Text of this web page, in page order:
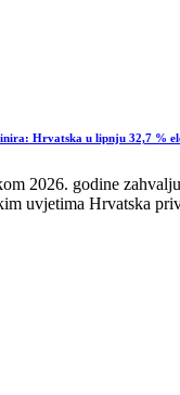
Hrvatska u lipnju 32,7 %
2026. godine
uvjetima Hrvatska